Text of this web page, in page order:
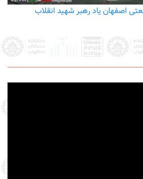
اصفهان یاد رهبر شهید انقلاب